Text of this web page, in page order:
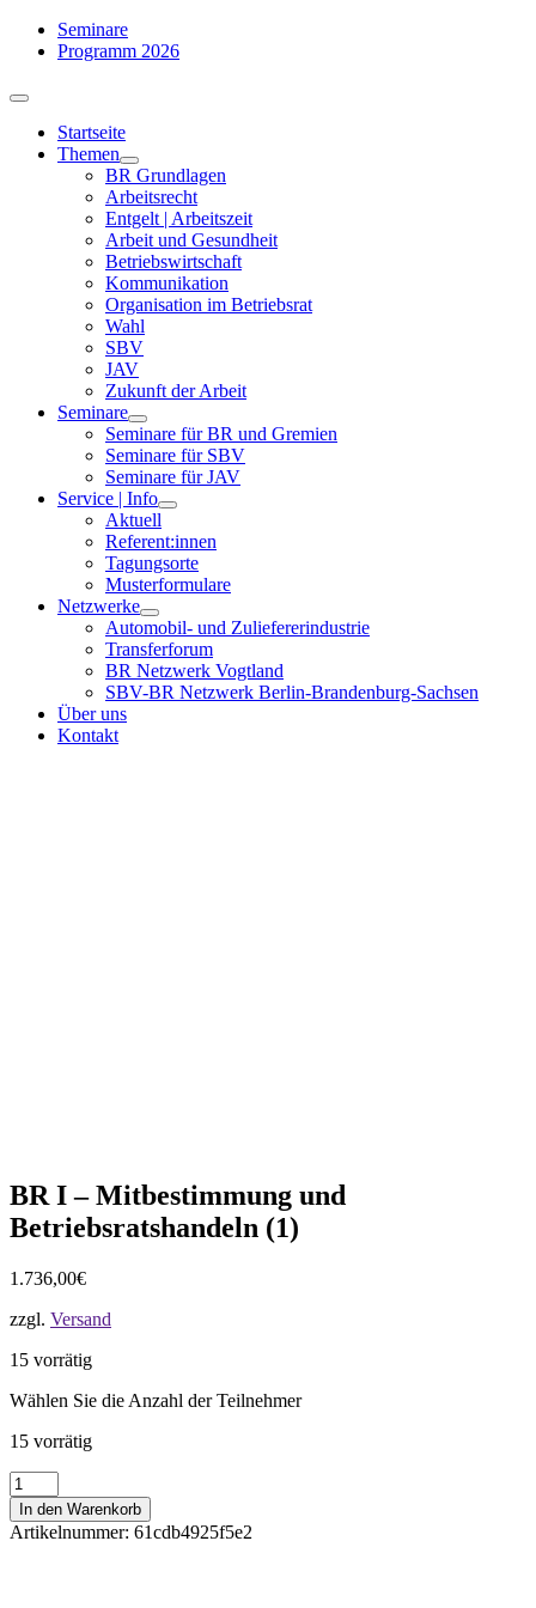
Zum
Inhalt
Seminare
Programm 2026
Toggle
NavigationStartseite
Themen
BR Grundlagen
Arbeits­recht
Entgelt | Arbeitszeit
Arbeit und Gesundheit
Betriebswirtschaft
Kommuni­kation
Organisation im Betriebsrat
Wahl
SBV
JAV
Zukunft der Arbeit
Seminare
Seminare für BR und Gremien
Seminare für SBV
Seminare für JAV
Service | Info
Aktuell
Referent:innen
Tagungsorte
Musterformulare
Netzwerke
Automobil- und Zuliefererindustrie
Transferforum
BR Netzwerk Vogtland
SBV-BR Netzwerk Berlin-Brandenburg-Sachsen
Über uns
Kontakt
BR I – Mitbestimmung und
Betriebsratshandeln (1)
1.736,00€
zzgl. Versand
15 vorrätig
Wählen Sie die Anzahl der Teilnehmer
15 vorrätig
BR
I
-
Mitbestimmung
In den Warenkorb
Artikelnummer: 61cdb4925f5e2